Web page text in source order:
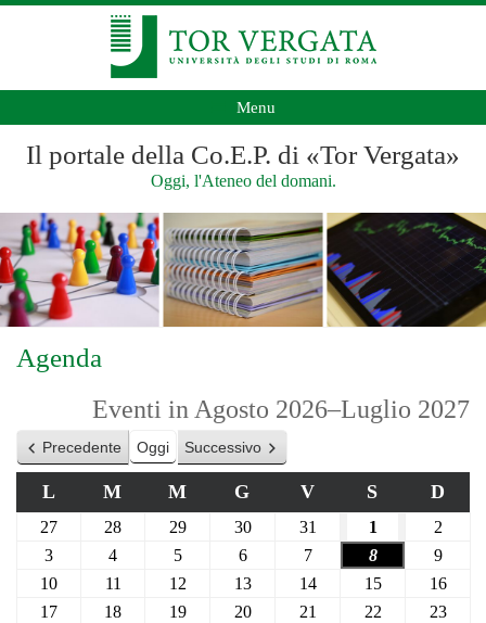
Menu
Il portale della Co.E.P. di «Tor Vergata»
Oggi, l'Ateneo del domani.
Agenda
Eventi in Agosto 2026–Luglio 2027
Precedente Oggi Successivo
L M M G V S D
27 28 29 30 31 1
2
3
4 5 6 7 8
9
10
11 12 13 14 15
16
17
18 19 20 21 22
23